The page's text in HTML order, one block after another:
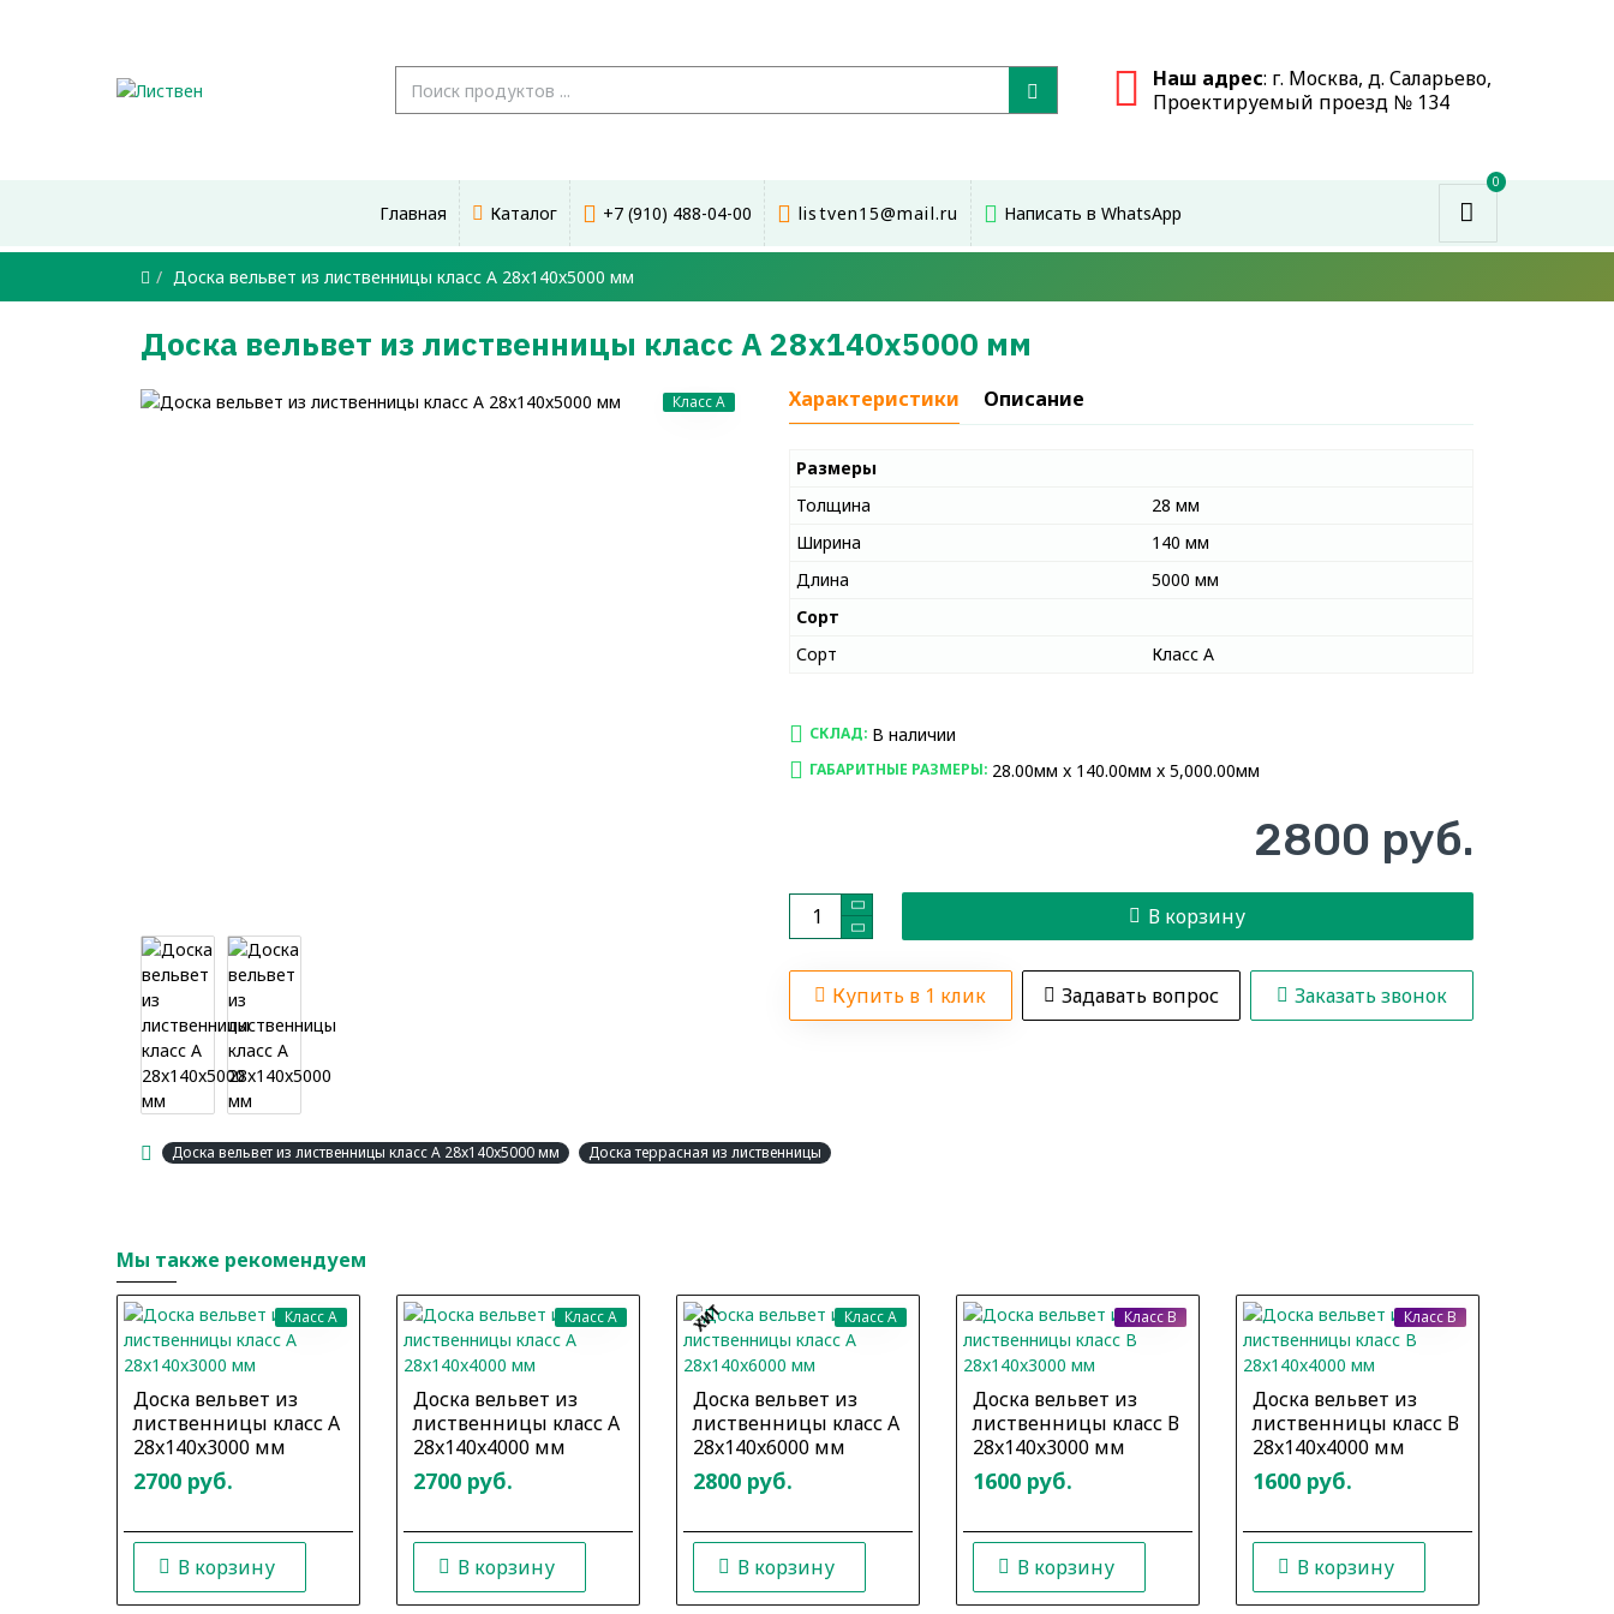
Наш адрес: г. Москва, д. Саларьево,
Проектируемый проезд № 134
Главная Каталог +7 (910) 488-04-00 listven15@mail.ru Написать в WhatsApp
0
Доска вельвет из лиственницы класс А 28x140x5000 мм
Доска вельвет из лиственницы класс А 28x140x5000 мм
Класс A Характеристики Описание
Размеры
Толщина
28 мм
Ширина
140 мм
Длина
5000 мм
Сорт
Сорт
Класс А
СКЛАД: В наличии
ГАБАРИТНЫЕ РАЗМЕРЫ: 28.00мм x 140.00мм x 5,000.00мм
2800 руб.
В корзину
Купить в 1 клик Задавать вопрос Заказать звонок
Доска вельвет из лиственницы класс А 28x140x5000 мм Доска террасная из лиственницы
Мы также рекомендуем
Класс A
Доска вельвет из
лиственницы класс А
28x140x3000 мм
2700 руб.
В корзину
Класс A
Доска вельвет из
лиственницы класс А
28x140x4000 мм
2700 руб.
В корзину
Класс A
ХИТ
Доска вельвет из
лиственницы класс А
28x140x6000 мм
2800 руб.
В корзину
Класс B
Доска вельвет из
лиственницы класс В
28x140x3000 мм
1600 руб.
В корзину
Класс B
Доска вельвет из
лиственницы класс В
28x140x4000 мм
1600 руб.
В корзину